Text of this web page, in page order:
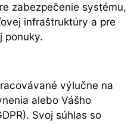
zabezpečenie systému,
infraštruktúry a pre
ponuky.
výlučne na
alebo Vášho
Svoj súhlas so